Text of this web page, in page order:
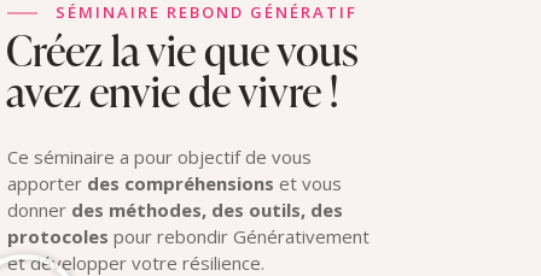
SÉMINAIRE REBOND GÉNÉRATIF
Créez la vie quevous
avez envie de vivre !
Ce séminaire a pour objectif de vous
apporter des compréhensions et vous
donner des méthodes, des outils, des
protocoles pour rebondir Générativement
et développer votre résilience.